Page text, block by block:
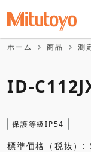
ホーム 商品 測
ID-
保護等級IP54
標準価格（税抜）: